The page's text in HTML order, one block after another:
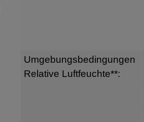
Umgebungsbedingungen
Relative Luftfeuchte**: